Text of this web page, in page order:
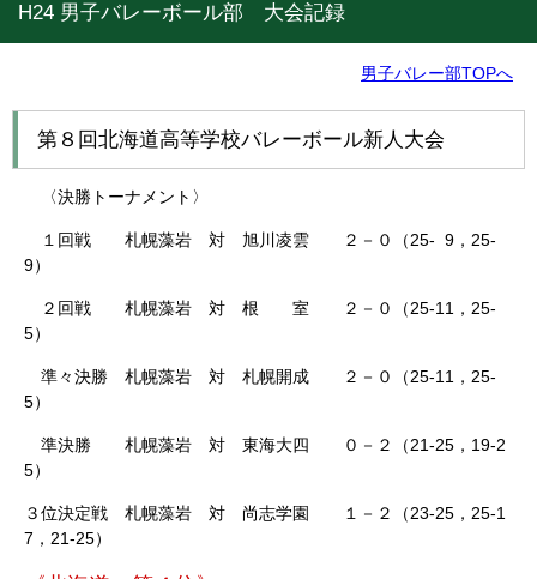
H24 男子バレーボール部 大会記録
男子バレー部TOPへ
第８回北海道高等学校バレーボール新人大会
〈決勝トーナメント〉
１回戦 札幌藻岩 対 旭川凌雲 ２－０（25- 9，25-
9）
２回戦 札幌藻岩 対 根 室 ２－０（25-11，25-
5）
準々決勝 札幌藻岩 対 札幌開成 ２－０（25-11，25-
5）
準決勝 札幌藻岩 対 東海大四 ０－２（21-25，19-2
5）
３位決定戦 札幌藻岩 対 尚志学園 １－２（23-25，25-1
7，21-25）